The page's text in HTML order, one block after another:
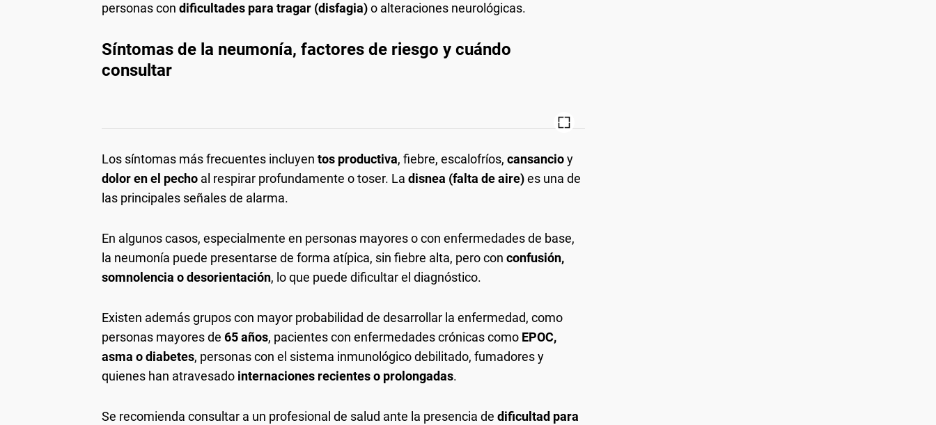
personas con dificultades para tragar (disfagia)o alteraciones neurológicas.
Síntomas de la neumonía, factores de riesgo y cuándo
consultar
Los síntomas más frecuentes incluyen tos productiva, fiebre, escalofríos, cansancioy
dolor en el pecho al respirar profundamente o toser. La disnea (falta de aire)es una de
las principales señales de alarma.
En algunos casos, especialmente en personas mayores o con enfermedades de base,
la neumonía puede presentarse de forma atípica, sin fiebre alta, pero con confusión,
somnolencia o desorientación, lo que puede dificultar el diagnóstico.
Existen además grupos con mayor probabilidad de desarrollar la enfermedad, como
personas mayores de 65 años, pacientes con enfermedades crónicas como EPOC,
asma o diabetes, personas con el sistema inmunológico debilitado, fumadores y
quienes han atravesado internaciones recientes o prolongadas.
Se recomienda consultar a un profesional de salud ante la presencia de dificultad para